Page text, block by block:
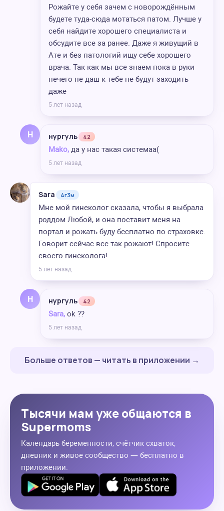
Рожайте у себя зачем с новорождённым
будете туда-сюда мотаться патом. Лучше у
себя найдите хорошего специалиста и
обсудите все за ранее. Даже я живущий в
Ате и без патологий ищу себе хорошего
врача. Так как мы все знаем пока в руки
нечего не даш к тебе не будут заходить
даже
5 лет назад
Н нургуль 42
Mako, да у нас такая системаа(
5 лет назад
Sara 4г3м
Мне мой гинеколог сказала, чтобы я выбрала
роддом Любой, и она поставит меня на
портал и рожать буду бесплатно по страховке.
Говорит сейчас все так рожают! Спросите
своего гинеколога!
5 лет назад
Н нургуль 42
Sara, ok ??
5 лет назад
Больше ответов — читать в приложении →
Тысячи мам уже общаются в
Supermoms
Календарь беременности, счётчик схваток,
дневник и живое сообщество — бесплатно в
приложении.